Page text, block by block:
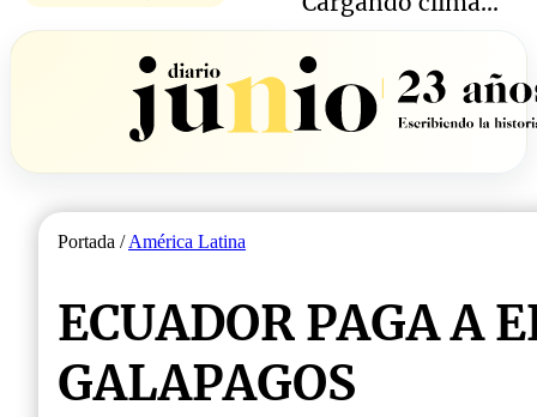
Portada /América Latina
ECUADOR PAGA A
GALAPAGOS